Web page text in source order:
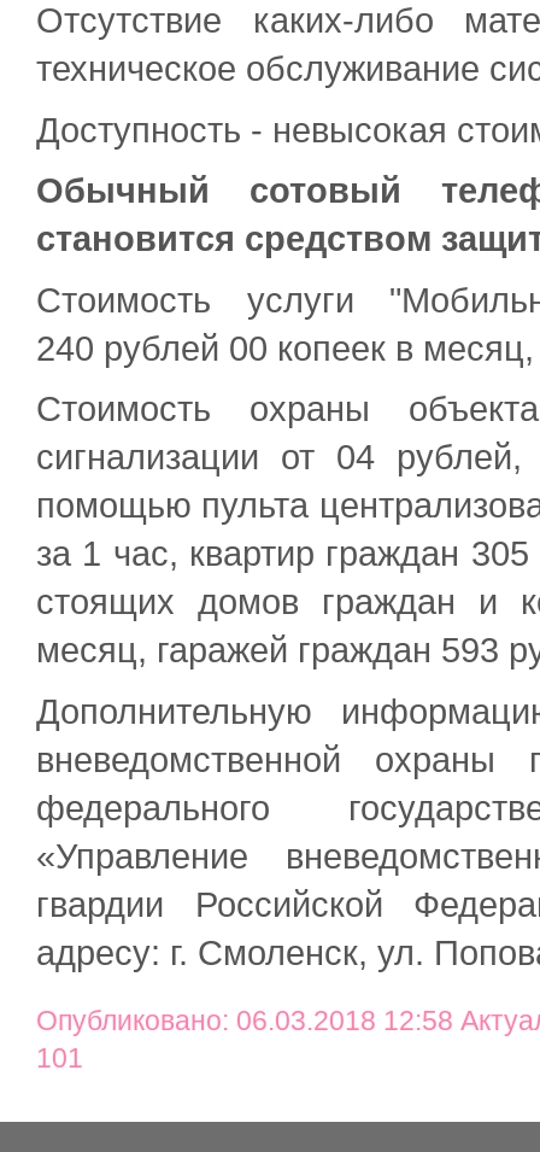
Отсутствие каких-либо
техническое обслуживание
Доступность - невысокая
Обычный сотовый
становится средством
Стоимость услуги
240 рублей 00 копеек в
Стоимость охраны
сигнализации от 04
помощью пульта
за 1 час, квартир граждан
стоящих домов граждан и
месяц, гаражей граждан 593
Дополнительную
вневедомственной
федерального
«Управление
гвардии Российской
адресу: г. Смоленск, ул.
Опубликовано: 06.03.2018 12:58
101